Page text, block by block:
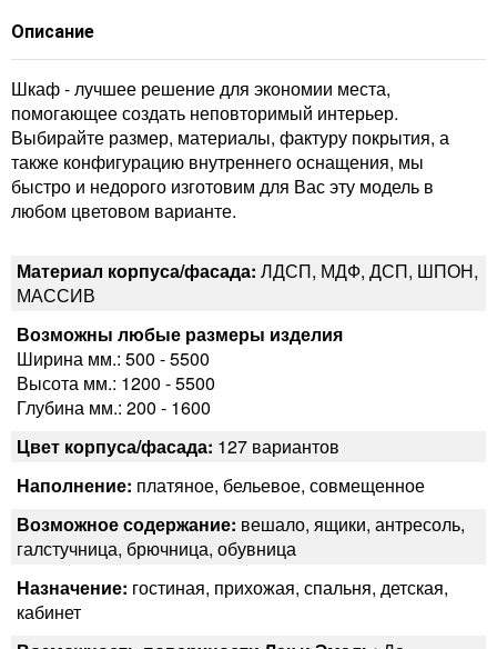
Описание
Шкаф - лучшее решение для экономии места,
помогающее создать неповторимый интерьер.
Выбирайте размер, материалы, фактуру покрытия, а
также конфигурацию внутреннего оснащения, мы
быстро и недорого изготовим для Вас эту модель в
любом цветовом варианте.
Материал корпуса/фасада: ЛДСП, МДФ, ДСП, ШПОН,
МАССИВ
Возможны любые размеры изделия
Ширина мм.: 500 - 5500
Высота мм.: 1200 - 5500
Глубина мм.: 200 - 1600
Цвет корпуса/фасада: 127 вариантов
Наполнение: платяное, бельевое, совмещенное
Возможное содержание: вешало, ящики, антресоль,
галстучница, брючница, обувница
Назначение: гостиная, прихожая, спальня, детская,
кабинет